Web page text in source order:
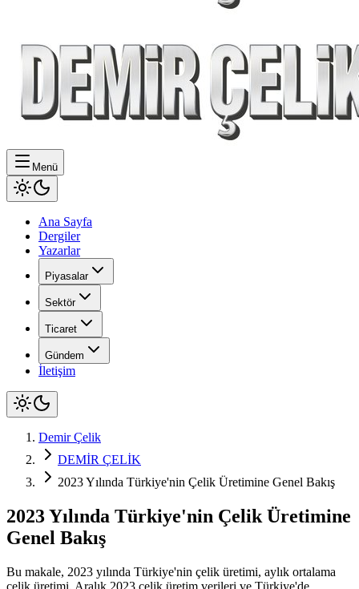
Menü
Ana Sayfa
Dergiler
Yazarlar
Piyasalar
Sektör
Ticaret
Gündem
İletişim
Demir Çelik
DEMİR ÇELİK
2023 Yılında Türkiye'nin Çelik Üretimine Genel Bakış
2023 Yılında Türkiye'nin Çelik Üretimine
Genel Bakış
Bu makale, 2023 yılında Türkiye'nin çelik üretimi, aylık ortalama
çelik üretimi, Aralık 2023 çelik üretim verileri ve Türkiye'de